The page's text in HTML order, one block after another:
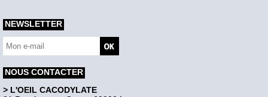
NEWSLETTER
NOUS CONTACTER
> L'OEIL CACODYLATE